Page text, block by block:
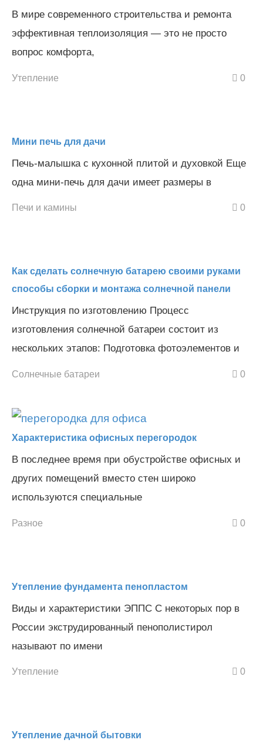
В мире современного строительства и ремонта
эффективная теплоизоляция — это не просто
вопрос комфорта,
Утепление 0
Мини печь для дачи
Печь-малышка с кухонной плитой и духовкой Еще
одна мини-печь для дачи имеет размеры в
Печи и камины 0
Как сделать солнечную батарею своими руками
способы сборки и монтажа солнечной панели
Инструкция по изготовлению Процесс
изготовления солнечной батареи состоит из
нескольких этапов: Подготовка фотоэлементов и
Солнечные батареи 0
Характеристика офисных перегородок
В последнее время при обустройстве офисных и
других помещений вместо стен широко
используются специальные
Разное 0
Утепление фундамента пенопластом
Виды и характеристики ЭППС С некоторых пор в
России экструдированный пенополистирол
называют по имени
Утепление 0
Утепление дачной бытовки